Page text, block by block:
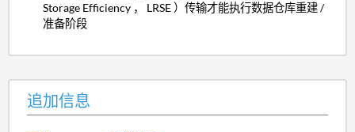
Storage Efficiency ， LRSE ）传输才能执行数据仓库重建 /
准备阶段
追加信息